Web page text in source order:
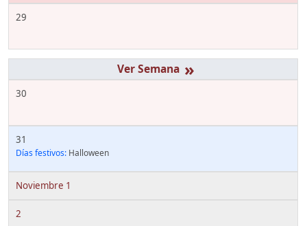
29
»
30
31
Días festivos: Halloween
Noviembre 1
2